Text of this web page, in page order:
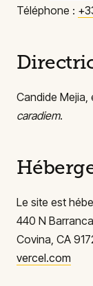
Téléphone :
Candide Mejia,
caradiem.
Le site est
440 N
Covina, CA
vercel.com